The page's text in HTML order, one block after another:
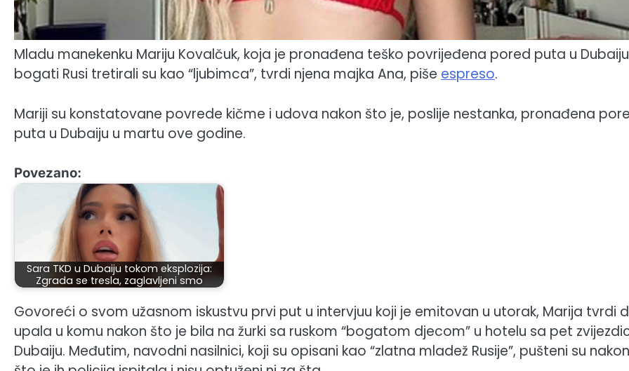
Mladu manekenku Mariju Kovalčuk, koja je pronađena teško povrijeđena pored puta u
bogati Rusi tretirali su kao “ljubimca”, tvrdi njena majka Ana, piše espreso.
Mariji su konstatovane povrede kičme i udova nakon što je, poslije nestanka, pronađena
puta u Dubaiju u martu ove godine.
Povezano:
Sara TKD u Dubaiju tokom eksplozija:
Zgrada se tresla, zaglavljeni smo
Govoreći o svom užasnom iskustvu prvi put u intervjuu koji je emitovan u utorak, Marija tvrdi
upala u komu nakon što je bila na žurki sa ruskom “bogatom djecom” u hotelu sa pet
Dubaiju. Međutim, navodni nasilnici, koji su opisani kao “zlatna mladež Rusije”, pušteni su nakon